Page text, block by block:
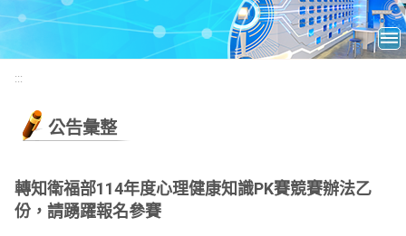
:::
公告彙整
轉知衛福部114年度心理健康知識PK賽競賽辦法乙
份，請踴躍報名參賽